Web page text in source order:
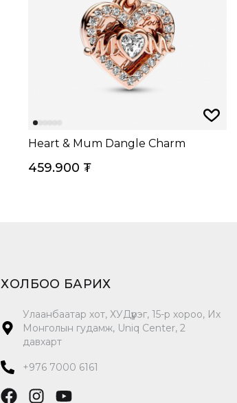
Heart & Mum Dangle Charm
459.900 ₮
ХОЛБОО БАРИХ
Улаанбаатар хот, ХУДүүрэг, 15-р хороо, Их
Монголын гудамж, Uniq Center, 2
давхарт
+976 7000 6161